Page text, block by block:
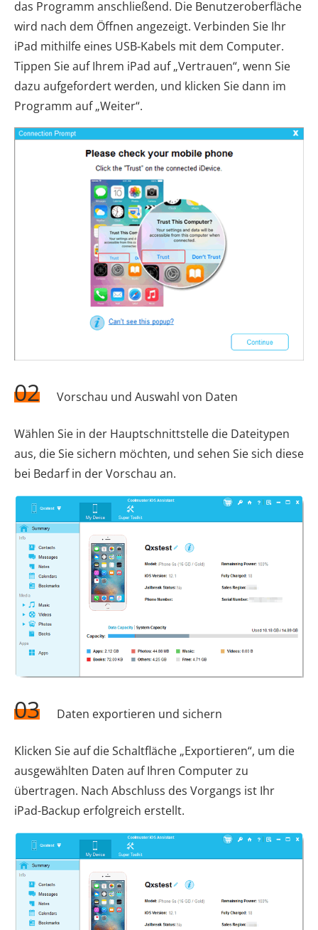
das Programm anschließend. Die Benutzeroberfläche
wird nach dem Öffnen angezeigt. Verbinden Sie Ihr
iPad mithilfe eines USB-Kabels mit dem Computer.
Tippen Sie auf Ihrem iPad auf „Vertrauen“, wenn Sie
dazu aufgefordert werden, und klicken Sie dann im
Programm auf „Weiter“.
02 Vorschau und Auswahl von Daten
Wählen Sie in der Hauptschnittstelle die Dateitypen
aus, die Sie sichern möchten, und sehen Sie sich diese
bei Bedarf in der Vorschau an.
03 Daten exportieren und sichern
Klicken Sie auf die Schaltfläche „Exportieren“, um die
ausgewählten Daten auf Ihren Computer zu
übertragen. Nach Abschluss des Vorgangs ist Ihr
iPad-Backup erfolgreich erstellt.